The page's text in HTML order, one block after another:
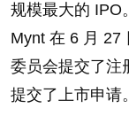
规模最大的 IPO。
Mynt 在 6 月 27
委员会提交了注
提交了上市申请。